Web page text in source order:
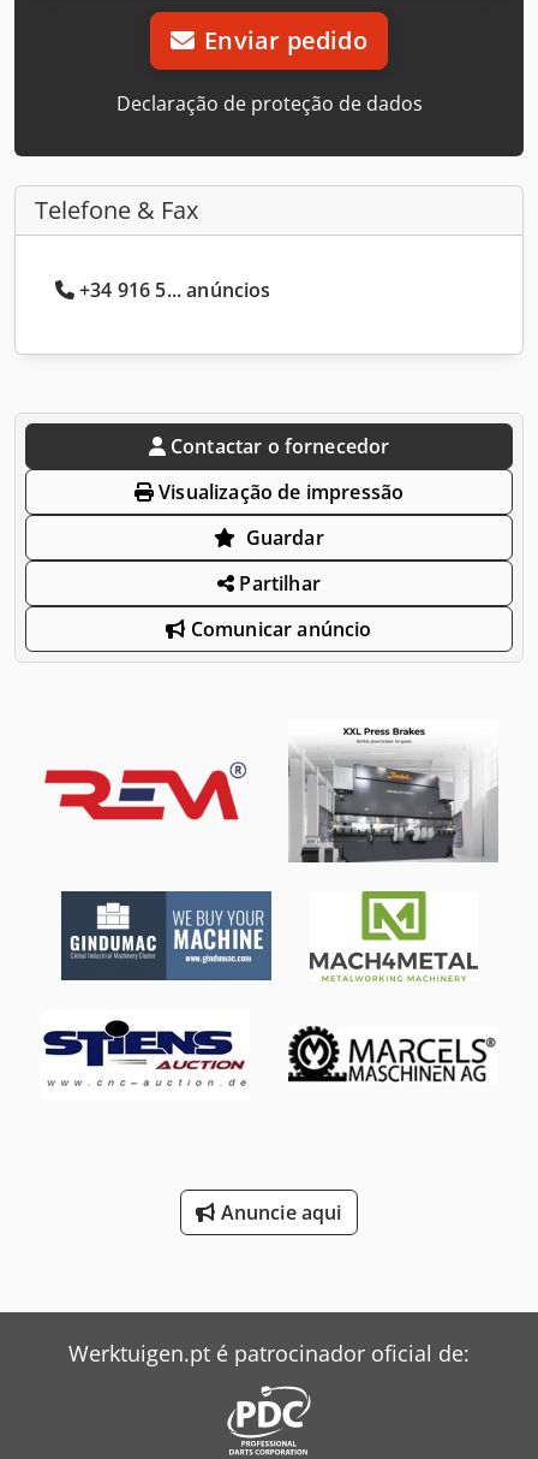
Enviar pedido
Declaração de proteção de dados
Telefone & Fax
+34 916 5... anúncios
Contactar o fornecedor
Visualização de impressão
Guardar
Partilhar
Comunicar anúncio
Anuncie aqui
Werktuigen.pt é patrocinador oficial de: